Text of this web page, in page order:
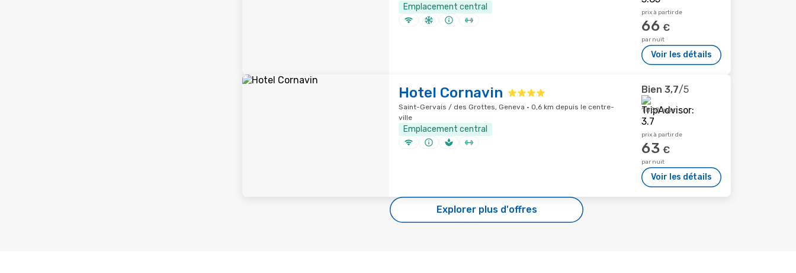
Emplacement central
prix à partir de
66 €
par nuit
Voir les détails
Hotel Cornavin
Saint-Gervais / des Grottes, Geneva · 0,6 km depuis le centre-
ville
Emplacement central
Bien 3,7/5
1 050 avis
prix à partir de
63 €
par nuit
Voir les détails
Explorer plus d'offres